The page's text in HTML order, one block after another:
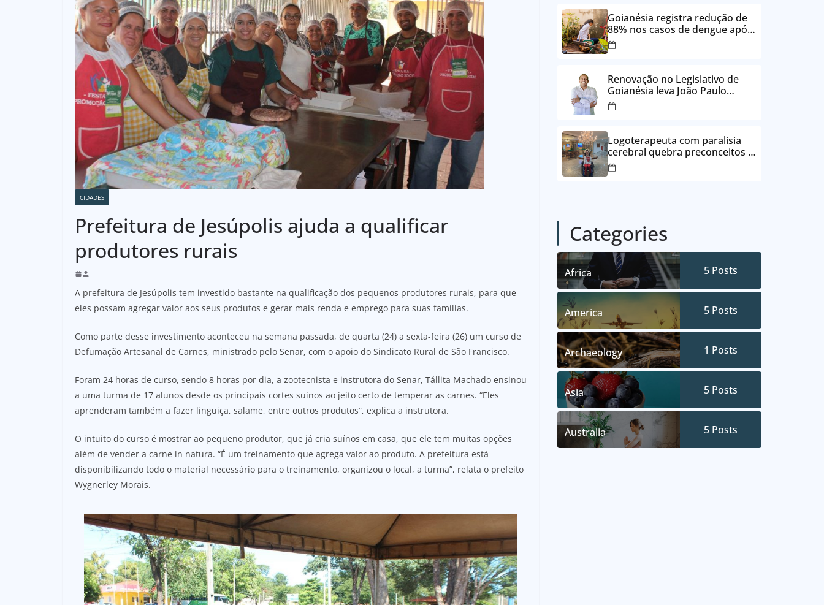
CIDADES
Prefeitura de Jesúpolis ajuda a qualificar
produtores rurais
A prefeitura de Jesúpolis tem investido bastante na qualificação dos pequenos produtores rurais, para que
eles possam agregar valor aos seus produtos e gerar mais renda e emprego para suas famílias.
Como parte desse investimento aconteceu na semana passada, de quarta (24) a sexta-feira (26) um curso de
Defumação Artesanal de Carnes, ministrado pelo Senar, com o apoio do Sindicato Rural de São Francisco.
Foram 24 horas de curso, sendo 8 horas por dia, a zootecnista e instrutora do Senar, Tállita Machado ensinou
a uma turma de 17 alunos desde os principais cortes suínos ao jeito certo de temperar as carnes. “Eles
aprenderam também a fazer linguiça, salame, entre outros produtos”, explica a instrutora.
O intuito do curso é mostrar ao pequeno produtor, que já cria suínos em casa, que ele tem muitas opções
além de vender a carne in natura. “É um treinamento que agrega valor ao produto. A prefeitura está
disponibilizando todo o material necessário para o treinamento, organizou o local, a turma”, relata o prefeito
Wygnerley Morais.
Goianésia registra redução de
88% nos casos de dengue após
ações de prevenção da
Prefeitura
Renovação no Legislativo de
Goianésia leva João Paulo
Batista à Câmara Municipal
Logoterapeuta com paralisia
cerebral quebra preconceitos e
ajuda pacientes a reencontrar
propósito em Goianésia
Categories
Africa 5 Posts
America 5 Posts
Archaeology 1 Posts
Asia 5 Posts
Australia 5 Posts